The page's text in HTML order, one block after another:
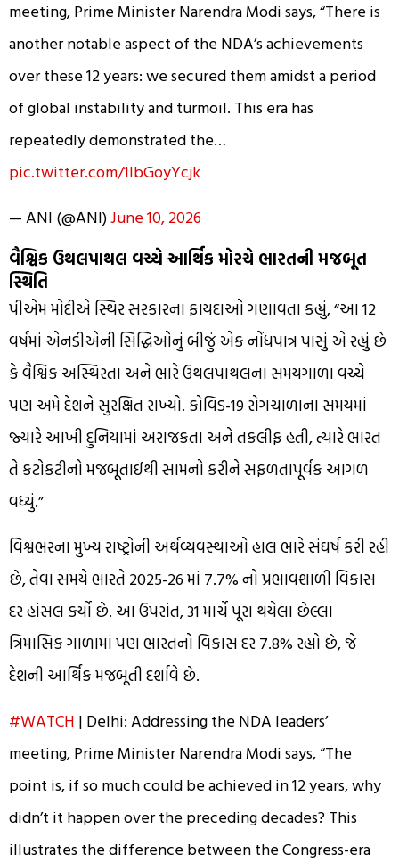
meeting, Prime Minister Narendra Modi says, “There is
another notable aspect of the NDA’s achievements
over these 12 years: we secured them amidst a period
of global instability and turmoil. This era has
repeatedly demonstrated the…
pic.twitter.com/1IbGoyYcjk
— ANI (@ANI)June 10, 2026
વૈશ્વિક ઉથલપાથલ વચ્ચે આર્થિક મોરચે ભારતની મજબૂત
સ્થિતિ
પીએમ મોદીએ સ્થિર સરકારના ફાયદાઓ ગણાવતા કહ્યું, “આ 12
વર્ષમાં એનડીએની સિદ્ધિઓનું બીજું એક નોંધપાત્ર પાસું એ રહ્યું છે
કે વૈશ્વિક અસ્થિરતા અને ભારે ઉથલપાથલના સમયગાળા વચ્ચે
પણ અમે દેશને સુરક્ષિત રાખ્યો. કોવિડ-19 રોગચાળાના સમયમાં
જ્યારે આખી દુનિયામાં અરાજકતા અને તકલીફ હતી, ત્યારે ભારત
તે કટોકટીનો મજબૂતાઈથી સામનો કરીને સફળતાપૂર્વક આગળ
વધ્યું.”
વિશ્વભરના મુખ્ય રાષ્ટ્રોની અર્થવ્યવસ્થાઓ હાલ ભારે સંઘર્ષ કરી રહી
છે, તેવા સમયે ભારતે 2025-26 માં 7.7% નો પ્રભાવશાળી વિકાસ
દર હાંસલ કર્યો છે. આ ઉપરાંત, 31 માર્ચે પૂરા થયેલા છેલ્લા
ત્રિમાસિક ગાળામાં પણ ભારતનો વિકાસ દર 7.8% રહ્યો છે, જે
દેશની આર્થિક મજબૂતી દર્શાવે છે.
#WATCH | Delhi: Addressing the NDA leaders’
meeting, Prime Minister Narendra Modi says, “The
point is, if so much could be achieved in 12 years, why
didn’t it happen over the preceding decades? This
illustrates the difference between the Congress-era